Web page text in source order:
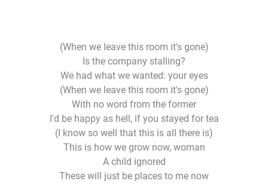
(When we leave this room it's gone)
Is the company stalling?
We had what we wanted: your eyes
(When we leave this room it's gone)
With no word from the former
I'd be happy as hell, if you stayed for tea
(I know so well that this is all there is)
This is how we grow now, woman
A child ignored
These will just be places to me now